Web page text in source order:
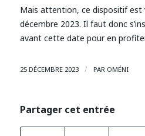
Mais attention, ce dispositif est
décembre 2023. Il faut donc
avant cette date pour en
25 DÉCEMBRE 2023 / PAR OMÉNI
Partager cet entrée